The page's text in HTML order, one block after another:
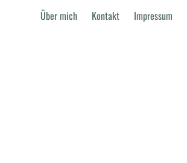
Über mich Kontakt Impressum